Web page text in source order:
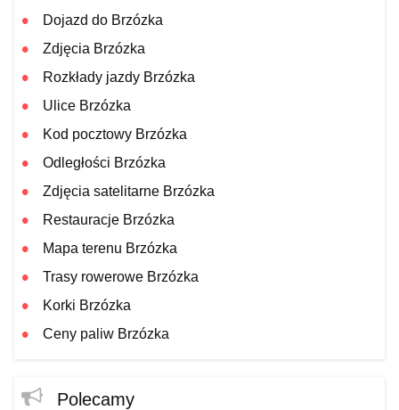
Dojazd do Brzózka
Zdjęcia Brzózka
Rozkłady jazdy Brzózka
Ulice Brzózka
Kod pocztowy Brzózka
Odległości Brzózka
Zdjęcia satelitarne Brzózka
Restauracje Brzózka
Mapa terenu Brzózka
Trasy rowerowe Brzózka
Korki Brzózka
Ceny paliw Brzózka
Polecamy